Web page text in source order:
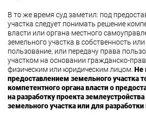
В то же время суд заметил: под
участка следует понимать решение
власти или органа местного
земельного участка в собственность
пользование, или передачу права
участком на основании гражданско-
физическим или юридическим лицом. Не
предоставлением земельного участка
компетентного органа власти о
на разработку проекта
земельного участка или для